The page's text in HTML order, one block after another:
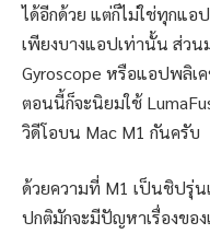
ได้อีกด้วย แต่ก็ไม่ใช่ทุกแ
เพียงบางแอปเท่านั้น ส่วน
Gyroscope หรือแอปพลิเ
ตอนนี้ก็จะนิยมใช้
วิดีโอบน Mac M1 กันครับ
ด้วยความที่ M1 เป็นชิปรุ่
ปกติมักจะมีปัญหาเรื่องขอ